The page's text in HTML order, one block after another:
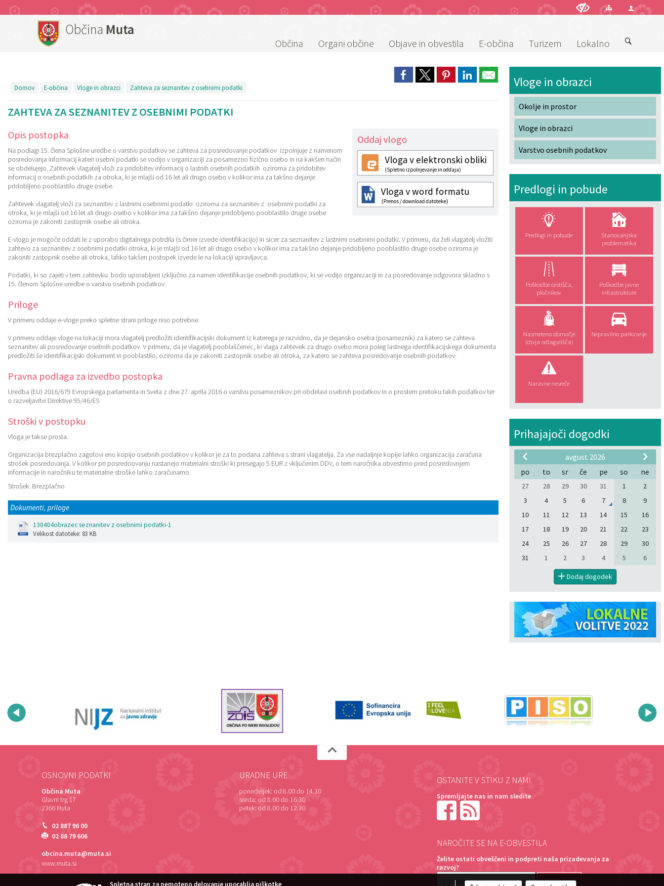
Občina Muta
Občina Organi občine Objave in obvestila E-občina Turizem Lokalno
Domov E-občina Vloge in obrazci Zahteva za seznanitev z osebnimi podatki
ZAHTEVA ZA SEZNANITEV Z OSEBNIMI PODATKI
Oddaj vlogo
Vloga v elektronski obliki
(Spletno izpolnjevanje in oddaja)
Vloga v word formatu
(Prenos / download datoteke)
Opis postopka
Na podlagi 15. člena Splošne uredbe o varstvu podatkov se zahteva za posredovanje podatkov izpolnjuje z namenom
posredovanja informacij kateri osebni podatki se vodijo v organizaciji za posamezno fizično osebo in na kakšen način
se obdelujejo. Zahtevek vlagatelj vloži za pridobitev informacij o lastnih osebnih podatkih oziroma za pridobitev
informacij o osebnih podatkih za otroka, ki je mlajši od 16 let ali drugo osebo v kolikor ima za takšno dejanje
pridobljeno pooblastilo druge osebe.
Zahtevek vlagatelj vloži za seznanitev z lastnimi osebnimi podatki oziroma za seznanitev z osebnimi podatki za
otroka, ki je mlajši od 16 let ali drugo osebo v kolikor ima za takšno dejanje pridobljeno pooblastilo druge osebe
oziroma je zakoniti zastopnik osebe ali otroka.
E-vlogo je mogoče oddati le z uporabo digitalnega potrdila (s čimer izvede identifikacijo) in sicer za seznanitev z lastnimi osebnimi podatki. V primeru, da želi vlagatelj vložiti
zahtevo za seznanitev z osebnimi podatki otroka, ki je mlajši od 16 let ali drugo osebo v kolikor ima za takšno dejanje pridobljeno pooblastilo druge osebe oziroma je
zakoniti zastopnik osebe ali otroka, lahko takšen postopek izvede le na lokaciji upravljavca.
Podatki, ki so zajeti v tem zahtevku bodo uporabljeni izključno za namen identifikacije osebnih podatkov, ki se vodijo organizaciji in za posredovanje odgovora skladno s
15. členom Splošne uredbe o varstvu osebnih podatkov.
Priloge
V primeru oddaje e-vloge preko spletne strani priloge niso potrebne.
V primeru oddaje vloge na lokaciji mora vlagatelj predložiti identifikacijski dokument iz katerega je razvidno, da je dejansko oseba (posameznik) za katero se zahteva
seznanitev ali posredovanje osebnih podatkov. V primeru, da je vlagatelj pooblaščenec, ki vlaga zahtevek za drugo osebo mora poleg lastnega identifikacijskega dokumenta
predložiti še identifikacijski dokument in pooblastilo, oziroma da je zakoniti zastopnik osebe ali otroka, za katero se zahteva posredovanje osebnih podatkov.
Pravna podlaga za izvedbo postopka
Uredba (EU) 2016/679 Evropskega parlamenta in Sveta z dne 27. aprila 2016 o varstvu posameznikov pri obdelavi osebnih podatkov in o prostem pretoku takih podatkov ter
o razveljavitvi Direktive 95/46/ES
Stroški v postopku
Vloga je takse prosta.
Organizacija brezplačno zagotovi eno kopijo osebnih podatkov v kolikor je za to podana zahteva s strani vlagatelja. Za vse nadaljnje kopije lahko organizacija zaračuna
strošek posredovanja. V kolikor pri posredoovanju nastanejo materialni stroški ki presegajo 5 EUR z vključenim DDV, o tem naročnika obvestimo pred posredovnjem
informacije in naročniku te materialne stroške lahko zaračunamo.
Strošek: Brezplačno
Dokumenti, priloge
130404obrazec seznanitev z osebnimi podatki-1
Velikost datoteke: 83 KB
Vloge in obrazci
Okolje in prostor
Vloge in obrazci
Varstvo osebnih podatkov
Predlogi in pobude
Predlogi in pobude
Stanovanjska
problematika
Poškodbe cestišča,
pločnikov
Poškodbe javne
infrastrukture
Nasmeteno območje
(divja odlagališča)
Nepravilno parkiranje
Naravne nesreče
Prihajajoči dogodki
avgust 2026
po
to sr če pe so ne
27 28 29 30 31 1
2
3
4 5 6 7 8
9
10
11 12 13 14 15
16
17
18 19 20 21 22
23
24
25 26 27 28 29
30
31
1 2 3 4 5 6
Dodaj dogodek
OSNOVNI PODATKI
Občina Muta
Glavni trg 17
2366 Muta
02 887 96 00
02 88 79 606
obcina.muta@muta.si
www.muta.si
URADNE URE
ponedeljek: od 8.00 do 14.30
sreda: od 8.00 do 16.30
petek: od 8.00 do 12.30
OSTANITE V STIKU Z NAMI
Spremljajte nas in nam sledite
NAROČITE SE NA E-OBVESTILA
Želite ostati obveščeni in podpreti naša prizadevanja za
razvoj?
Spletna stran za nemoteno delovanje uporablja piškotke
Imenik zaposlenih
Občinski simboli
Vizitka občine
Občinski predpisi
Predpisi v pripravi
Varstvo osebnih podatkov
Katalog informacij javnega značaja
Podžupan
OBČINSKI SVET
Komisije in odbori
Nadzorni odbor
Vaški odbori
VARNOSTNI SOSVET
Seje občinskega sveta
Objave in obvestila
Dogodki
Zapore cest
Razpisi, namere, natečaji...
Občinski časopis - Mučan
Občinski predpisi
Proračun občine
Lokalne volitve
Predlogi in prijave
E-rezervacije
Znamenitosti
Turistično društvo Muta
Turistični ponudniki
Mitnica
Muzej
Rotunda Sv. Janeza Krstnika
Turistični ponudniki
Gostinstvo in turistične kmetije
Piknik prostor
Splavarjenje
Društva
Javni zavodi
Gospodarski subjekti
Za pričetek iskanja kliknite na puščico >